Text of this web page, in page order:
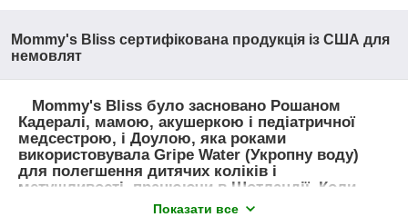
Mommy's Bliss сертифікована продукція із США для
немовлят
Mommy's Bliss було засновано Рошаном
Кадералі, мамою, акушеркою і педіатричної
медсестрою, і Доулою, яка роками
використовувала Gripe Water (Укропну воду)
для полегшення дитячих коліків і
метушливості, працюючи в Шотландії. Коли
вона переїхала в США, вона була здивована, що
Показати все